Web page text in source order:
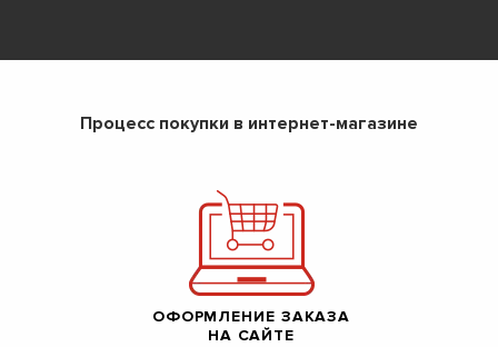
Процесс покупки в интернет-магазине
ОФОРМЛЕНИЕ ЗАКАЗА
НА САЙТЕ